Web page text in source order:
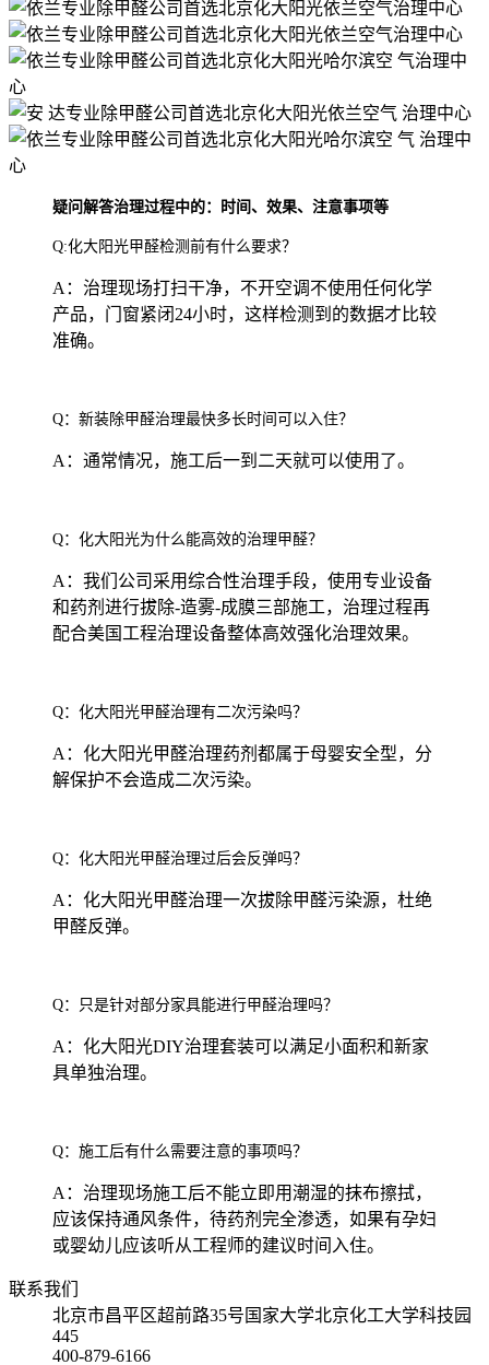
疑问解答治理过程中的：时间、效果、注意事项等
Q:化大阳光甲醛检测前有什么要求？
A：治理现场打扫干净，不开空调不使用任何化学
产品，门窗紧闭24小时，这样检测到的数据才比较
准确。
Q：新装除甲醛治理最快多长时间可以入住？
A：通常情况，施工后一到二天就可以使用了。
Q：化大阳光为什么能高效的治理甲醛？
A：我们公司采用综合性治理手段，使用专业设备
和药剂进行拔除-造雾-成膜三部施工，治理过程再
配合美国工程治理设备整体高效强化治理效果。
Q：化大阳光甲醛治理有二次污染吗？
A：化大阳光甲醛治理药剂都属于母婴安全型，分
解保护不会造成二次污染。
Q：化大阳光甲醛治理过后会反弹吗？
A：化大阳光甲醛治理一次拔除甲醛污染源，杜绝
甲醛反弹。
Q：只是针对部分家具能进行甲醛治理吗？
A：化大阳光DIY治理套装可以满足小面积和新家
具单独治理。
Q：施工后有什么需要注意的事项吗？
A：治理现场施工后不能立即用潮湿的抹布擦拭，
应该保持通风条件，待药剂完全渗透，如果有孕妇
或婴幼儿应该听从工程师的建议时间入住。
联系我们
北京市昌平区超前路35号国家大学北京化工大学科技园
445
400-879-6166